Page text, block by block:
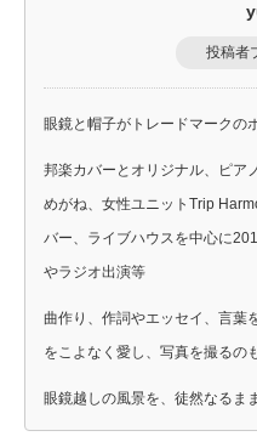
投稿者
眼鏡と帽子がトレードマークの
邦楽カバーとオリジナル、ピア
めがね、女性ユニットTrip
バー、ライブハウスを中心に
やラジオ出演等
曲作り、作詞やエッセイ、言葉
をこよなく愛し、写真を撮るの
眼鏡越しの風景を、徒然なるま